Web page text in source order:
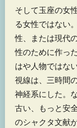
そして玉座の女
る女性ではない
性、または現代
性のために作っ
はや人物ではな
視線は、三時間
神経系にした。
古い、もっと安
のシャクタ文献